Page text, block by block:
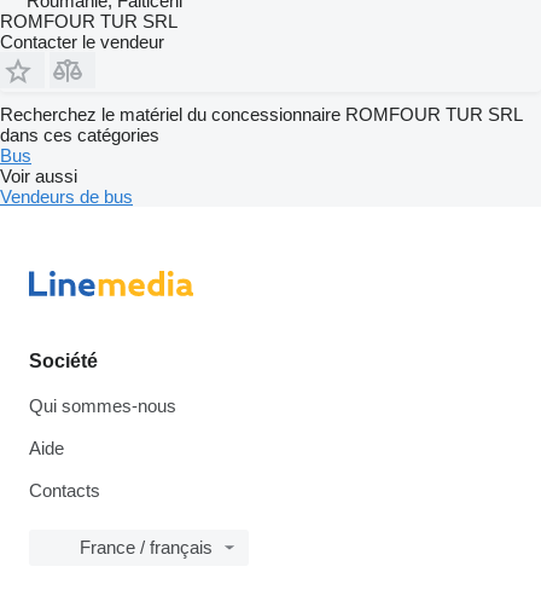
ROMFOUR TUR SRL
Contacter le vendeur
Recherchez le matériel du concessionnaire ROMFOUR TUR SRL
dans ces catégories
Bus
Voir aussi
Vendeurs de bus
Société
Qui sommes-nous
Aide
Contacts
France / français